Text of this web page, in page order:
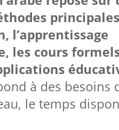
l’apprentissage
les cours
à des besoins
le temps